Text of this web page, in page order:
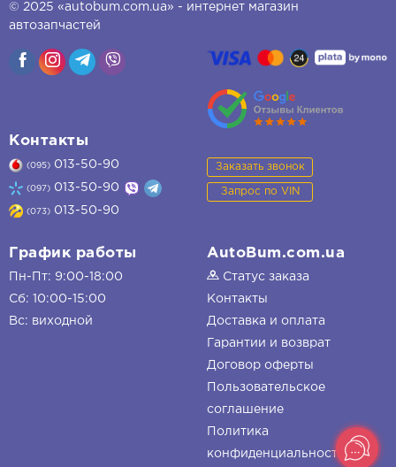
© 2025 «autobum.com.ua» - интернет магазин
автозапчастей
Контакты
(095) 013-50-90
(097) 013-50-90
(073) 013-50-90
Заказать звонок
Запрос по VIN
График работы
Пн-Пт: 9:00-18:00
Сб: 10:00-15:00
Вс: виходной
AutoBum.com.ua
Статус заказа
Контакты
Доставка и оплата
Гарантии и возврат
Договор оферты
Пользовательское
соглашение
Политика
конфиденциальности